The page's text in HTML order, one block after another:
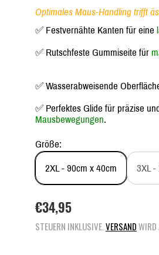
Optimales Maus-Handling trifft
✅ Festvernähte Kanten für eine
✅ Rutschfeste Gummiseite für
✅ Wasserabweisende
✅ Perfektes Glide für präzise
Mausbewegungen.
Größe:
2XL - 90cm x 40cm 3XL -
R
E
G
€34,95
STEUERN INKLUSIVE. VERSANDWIRD